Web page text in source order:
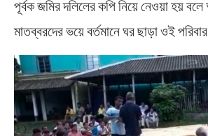
পূর্বক জমির দলিলের কপি নিয়ে নেওয়া হয়
মাতব্বরদের ভয়ে বর্তমানে ঘর ছাড়া ওই